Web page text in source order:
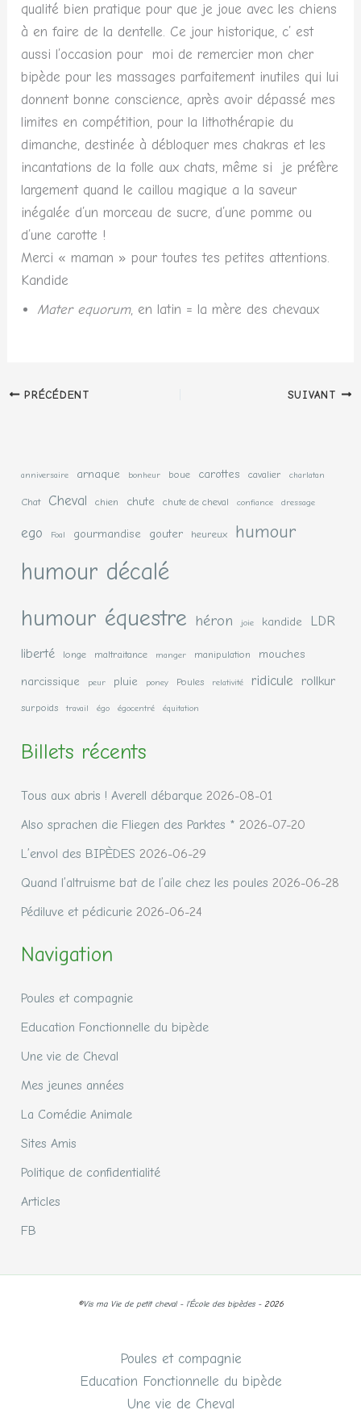
qualité bien pratique pour que je joue avec les chiens
à en faire de la dentelle. Ce jour historique, c’ est
aussi l’occasion pour moi de remercier mon cher
bipède pour les massages parfaitement inutiles qui lui
donnent bonne conscience, après avoir dépassé mes
limites en compétition, pour la lithothérapie du
dimanche, destinée à débloquer mes chakras et les
incantations de la folle aux chats, même si je préfère
largement quand le caillou magique a la saveur
inégalée d’un morceau de sucre, d’une pomme ou
d’une carotte !
Merci « maman » pour toutes tes petites attentions.
Kandide
Mater equorum, en latin = la mère des chevaux
PRÉCÉDENT SUIVANT
anniversaire arnaque bonheur boue carottes cavalier charlatan
Chat Cheval chien chute chute de cheval confiance dressage
ego Foal gourmandise gouter heureux humour
humour décalé
humour équestre héron joie kandide LDR
liberté longe maltraitance manger manipulation
mouches
narcissique
peur pluie poney Poules relativité ridicule rollkur
surpoids travail égo égocentré équitation
Billets récents
Tous aux abris ! Averell débarque 2026-08-01
Also sprachen die Fliegen des Parktes * 2026-07-20
L’envol des BIPÈDES 2026-06-29
Quand l’altruisme bat de l’aile chez les poules 2026-06-28
Pédiluve et pédicurie 2026-06-24
Navigation
Poules et compagnie
Education Fonctionnelle du bipède
Une vie de Cheval
Mes jeunes années
La Comédie Animale
Sites Amis
Politique de confidentialité
Articles
FB
©Vis ma Vie de petit cheval - l'École des bipèdes - 2026
Poules et compagnie
Education Fonctionnelle du bipède
Une vie de Cheval